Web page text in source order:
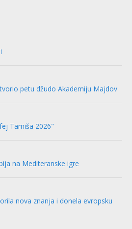
petu džudo Akademiju Majdov
Tamiša 2026"
na Mediteranske igre
nova znanja i donela evropsku